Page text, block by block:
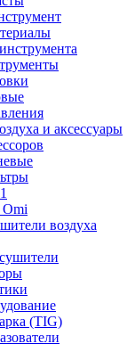
и аксессуары
воздуха
(TIG)